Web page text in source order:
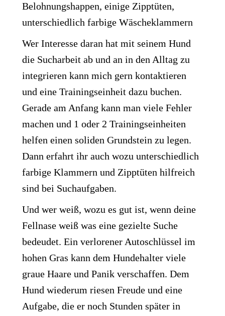
Belohnungshappen, einige Zipptüten,
unterschiedlich farbige Wäscheklammern
Wer Interesse daran hat mit seinem Hund
die Sucharbeit ab und an in den Alltag zu
integrieren kann mich gern kontaktieren
und eine Trainingseinheit dazu buchen.
Gerade am Anfang kann man viele Fehler
machen und 1 oder 2 Trainingseinheiten
helfen einen soliden Grundstein zu legen.
Dann erfahrt ihr auch wozu unterschiedlich
farbige Klammern und Zipptüten hilfreich
sind bei Suchaufgaben.
Und wer weiß, wozu es gut ist, wenn deine
Fellnase weiß was eine gezielte Suche
bedeudet. Ein verlorener Autoschlüssel im
hohen Gras kann dem Hundehalter viele
graue Haare und Panik verschaffen. Dem
Hund wiederum riesen Freude und eine
Aufgabe, die er noch Stunden später in